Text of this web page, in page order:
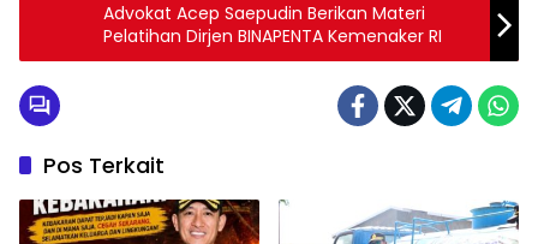
Advokat Acep Saepudin Berikan Materi
Pelatihan Dirjen BINAPENTA Kemenaker RI
Pos Terkait